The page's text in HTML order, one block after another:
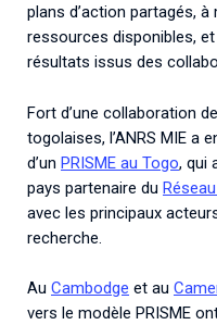
plans d’action partagés,
ressources disponibles,
résultats issus des
Fort d’une collaboration
togolaises, l’ANRS MIE a
d’un PRISME au Togo, qui
pays partenaire du
avec les principaux
recherche.
Au Cambodge et au
vers le modèle PRISME